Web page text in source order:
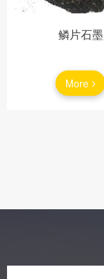
鳞片石墨
More